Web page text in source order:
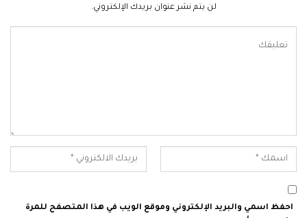
لن يتم نشر عنوان بريدك الإلكتروني.
احفظ اسمي والبريد الإلكتروني وموقع الويب في هذا المتصفح للمرة